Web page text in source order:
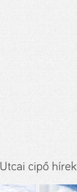
Utcai cipő hírek